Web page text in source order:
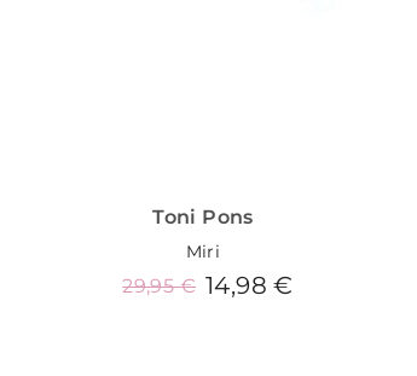
Toni Pons
Miri
14,98 €
29,95 €